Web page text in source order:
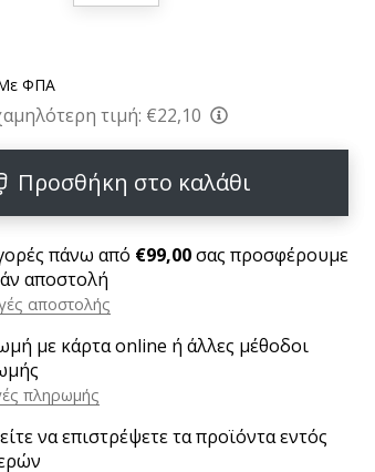
ΦΠΑ
τιμή: €22,10
Προσθήκη στο καλάθι
πάνω από €99,00σας προσφέρουμε
αποστολή
αποστολής
με κάρτα online ή άλλες μέθοδοι
πληρωμής
να επιστρέψετε τα προϊόντα εντός